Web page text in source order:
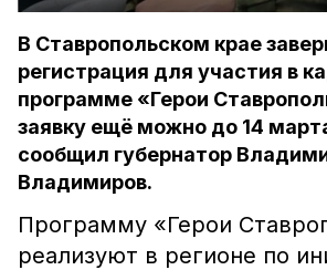
В Ставропольском крае
регистрация для участия в
программе «Герои
заявку ещё можно до 14
сообщил губернатор
Владимиров.
Программу «Герои
реализуют в регионе по